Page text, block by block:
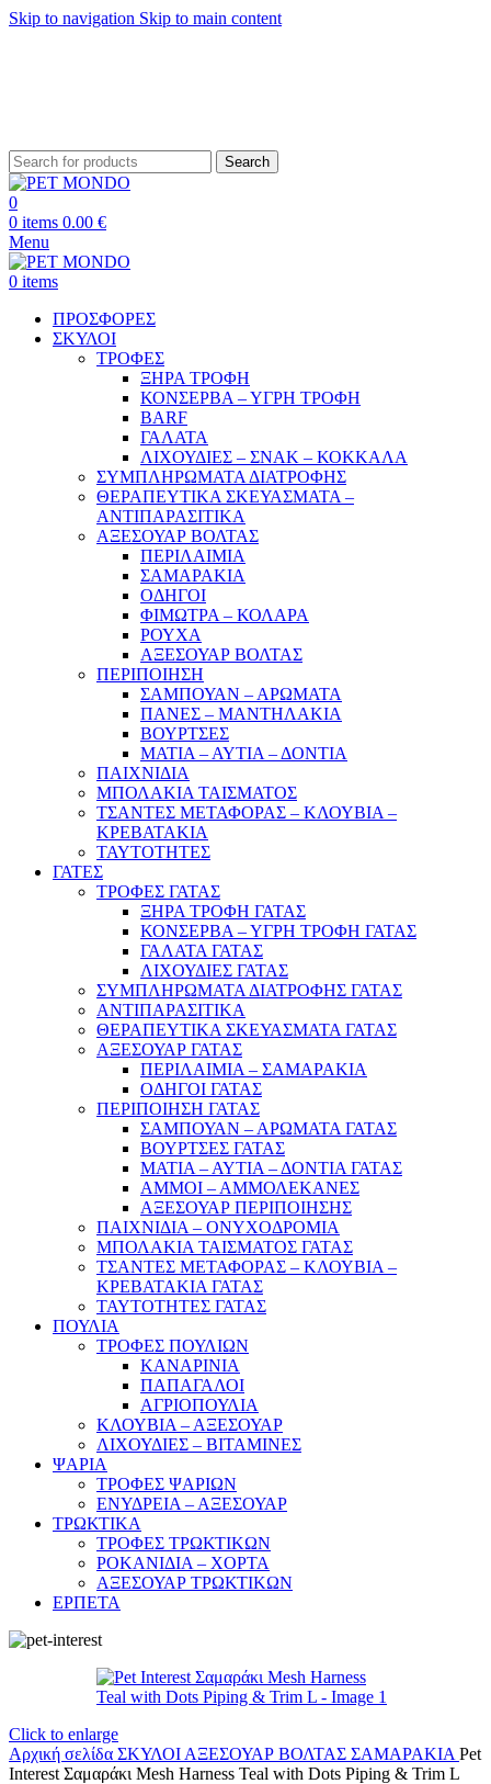
Skip to navigation Skip to main content
Search
0
0 items 0.00 €
Menu
0 items
ΠΡΟΣΦΟΡΕΣ
ΣΚΥΛΟΙ
ΤΡΟΦΕΣ
ΞΗΡΑ ΤΡΟΦΗ
ΚΟΝΣΕΡΒΑ – ΥΓΡΗ ΤΡΟΦΗ
BARF
ΓΑΛΑΤΑ
ΛΙΧΟΥΔΙΕΣ – ΣΝΑΚ – ΚΟΚΚΑΛΑ
ΣΥΜΠΛΗΡΩΜΑΤΑ ΔΙΑΤΡΟΦΗΣ
ΘΕΡΑΠΕΥΤΙΚΑ ΣΚΕΥΑΣΜΑΤΑ –
ΑΝΤΙΠΑΡΑΣΙΤΙΚΑ
ΑΞΕΣΟΥΑΡ ΒΟΛΤΑΣ
ΠΕΡΙΛΑΙΜΙΑ
ΣΑΜΑΡΑΚΙΑ
ΟΔΗΓΟΙ
ΦΙΜΩΤΡΑ – ΚΟΛΑΡΑ
ΡΟΥΧΑ
ΑΞΕΣΟΥΑΡ ΒΟΛΤΑΣ
ΠΕΡΙΠΟΙΗΣΗ
ΣΑΜΠΟΥΑΝ – ΑΡΩΜΑΤΑ
ΠΑΝΕΣ – ΜΑΝΤΗΛΑΚΙΑ
ΒΟΥΡΤΣΕΣ
ΜΑΤΙΑ – ΑΥΤΙΑ – ΔΟΝΤΙΑ
ΠΑΙΧΝΙΔΙΑ
ΜΠΟΛΑΚΙΑ ΤΑΙΣΜΑΤΟΣ
ΤΣΑΝΤΕΣ ΜΕΤΑΦΟΡΑΣ – ΚΛΟΥΒΙΑ –
ΚΡΕΒΑΤΑΚΙΑ
ΤΑΥΤΟΤΗΤΕΣ
ΓΑΤΕΣ
ΤΡΟΦΕΣ ΓΑΤΑΣ
ΞΗΡΑ ΤΡΟΦΗ ΓΑΤΑΣ
ΚΟΝΣΕΡΒΑ – ΥΓΡΗ ΤΡΟΦΗ ΓΑΤΑΣ
ΓΑΛΑΤΑ ΓΑΤΑΣ
ΛΙΧΟΥΔΙΕΣ ΓΑΤΑΣ
ΣΥΜΠΛΗΡΩΜΑΤΑ ΔΙΑΤΡΟΦΗΣ ΓΑΤΑΣ
ΑΝΤΙΠΑΡΑΣΙΤΙΚΑ
ΘΕΡΑΠΕΥΤΙΚΑ ΣΚΕΥΑΣΜΑΤΑ ΓΑΤΑΣ
ΑΞΕΣΟΥΑΡ ΓΑΤΑΣ
ΠΕΡΙΛΑΙΜΙΑ – ΣΑΜΑΡΑΚΙΑ
ΟΔΗΓΟΙ ΓΑΤΑΣ
ΠΕΡΙΠΟΙΗΣΗ ΓΑΤΑΣ
ΣΑΜΠΟΥΑΝ – ΑΡΩΜΑΤΑ ΓΑΤΑΣ
ΒΟΥΡΤΣΕΣ ΓΑΤΑΣ
ΜΑΤΙΑ – ΑΥΤΙΑ – ΔΟΝΤΙΑ ΓΑΤΑΣ
ΑΜΜΟΙ – ΑΜΜΟΛΕΚΑΝΕΣ
ΑΞΕΣΟΥΑΡ ΠΕΡΙΠΟΙΗΣΗΣ
ΠΑΙΧΝΙΔΙΑ – ΟΝΥΧΟΔΡΟΜΙΑ
ΜΠΟΛΑΚΙΑ ΤΑΙΣΜΑΤΟΣ ΓΑΤΑΣ
ΤΣΑΝΤΕΣ ΜΕΤΑΦΟΡΑΣ – ΚΛΟΥΒΙΑ –
ΚΡΕΒΑΤΑΚΙΑ ΓΑΤΑΣ
ΤΑΥΤΟΤΗΤΕΣ ΓΑΤΑΣ
ΠΟΥΛΙΑ
ΤΡΟΦΕΣ ΠΟΥΛΙΩΝ
ΚΑΝΑΡΙΝΙΑ
ΠΑΠΑΓΑΛΟΙ
ΑΓΡΙΟΠΟΥΛΙΑ
ΚΛΟΥΒΙΑ – ΑΞΕΣΟΥΑΡ
ΛΙΧΟΥΔΙΕΣ – ΒΙΤΑΜΙΝΕΣ
ΨΑΡΙΑ
ΤΡΟΦΕΣ ΨΑΡΙΩΝ
ΕΝΥΔΡΕΙΑ – ΑΞΕΣΟΥΑΡ
ΤΡΩΚΤΙΚΑ
ΤΡΟΦΕΣ ΤΡΩΚΤΙΚΩΝ
ΡΟΚΑΝΙΔΙΑ – ΧΟΡΤΑ
ΑΞΕΣΟΥΑΡ ΤΡΩΚΤΙΚΩΝ
ΕΡΠΕΤΑ
Click to enlarge
Αρχική σελίδα ΣΚΥΛΟΙ ΑΞΕΣΟΥΑΡ ΒΟΛΤΑΣ ΣΑΜΑΡΑΚΙΑ Pet
Interest Σαμαράκι Mesh Harness Teal with Dots Piping & Trim L